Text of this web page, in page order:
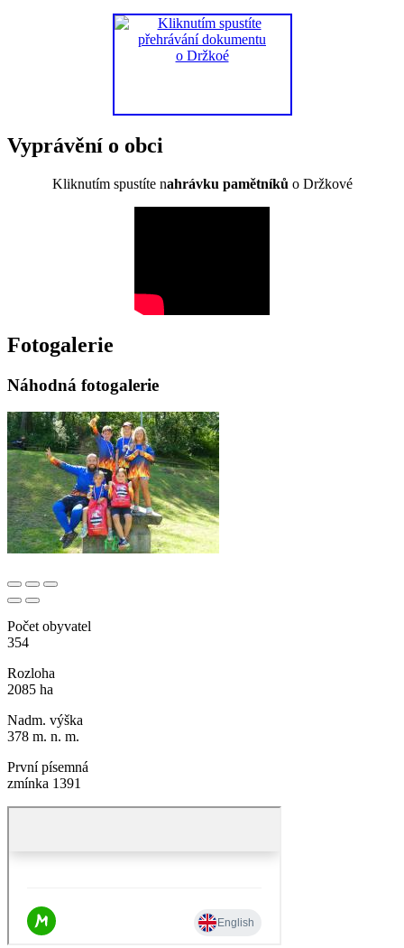
Vyprávění o obci
Kliknutím spustíte nahrávku pamětníků o Držkové
Fotogalerie
Náhodná fotogalerie
Počet obyvatel
354
Rozloha
2085 ha
Nadm. výška
378 m. n. m.
První písemná
zmínka 1391